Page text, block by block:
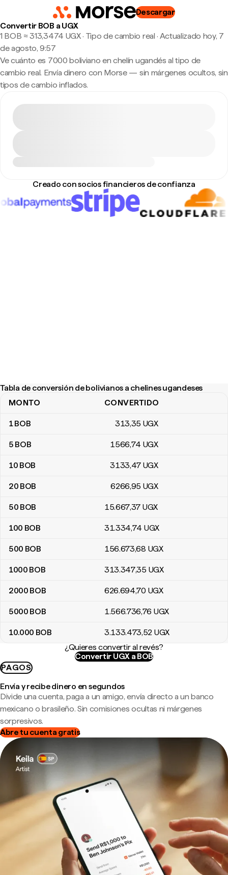
Descargar
Convertir BOB a UGX
1 BOB ≈ 313,3474 UGX · Tipo de cambio real · Actualizado hoy, 7
de agosto, 9:57
Ve cuánto es 7000 boliviano en chelín ugandés al tipo de
cambio real. Envía dinero con Morse — sin márgenes ocultos, sin
tipos de cambio inflados.
Creado con socios financieros de confianza
Tabla de conversión de bolivianos a chelines ugandeses
Tabla de conversión de bolivianos a chelines ugandeses
MONTO CONVERTIDO
1BOB 313,35 UGX
5 BOB 1566,74 UGX
10 BOB 3133,47 UGX
20 BOB 6266,95 UGX
50 BOB 15.667,37 UGX
100 BOB 31.334,74 UGX
500 BOB 156.673,68 UGX
1000 BOB 313.347,35 UGX
2000 BOB 626.694,70 UGX
5000 BOB 1.566.736,76 UGX
10.000 BOB 3.133.473,52 UGX
¿Quieres convertir al revés?
Convertir UGX a BOB
PAGOS
Envía y recibe dinero en segundos
Divide una cuenta, paga a un amigo, envía directo a un banco
mexicano o brasileño. Sin comisiones ocultas ni márgenes
sorpresivos.
Abre tu cuenta gratis